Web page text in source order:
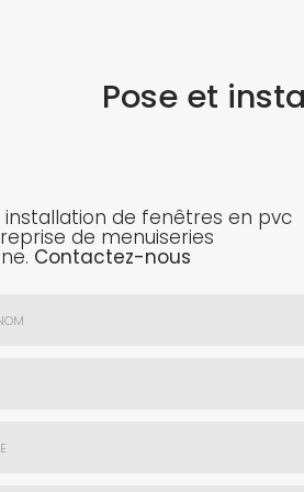
Pose et
installation de fenêtres en pvc
de menuiseries
Contactez-nous